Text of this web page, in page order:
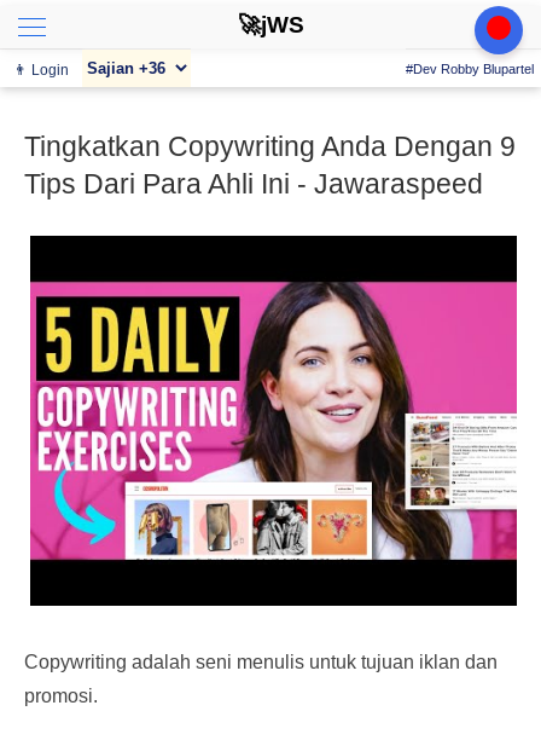
🚀jWS
👨 Login #Dev Robby Blupartel
Tingkatkan Copywriting Anda Dengan 9
Tips Dari Para Ahli Ini - Jawaraspeed
Copywriting adalah seni menulis untuk tujuan iklan dan
promosi.